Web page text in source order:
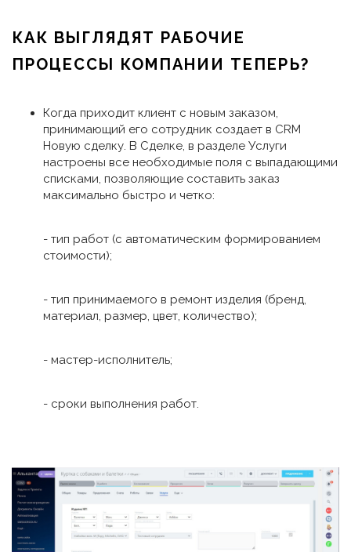
КАК ВЫГЛЯДЯТ РАБОЧИЕ
ПРОЦЕССЫ КОМПАНИИ ТЕПЕРЬ?
Когда приходит клиент с новым заказом,
принимающий его сотрудник создает в CRM
Новую сделку. В Сделке, в разделе Услуги
настроены все необходимые поля с выпадающими
списками, позволяющие составить заказ
максимально быстро и четко:
- тип работ (с автоматическим формированием
стоимости);
- тип принимаемого в ремонт изделия (бренд,
материал, размер, цвет, количество);
- мастер-исполнитель;
- сроки выполнения работ.